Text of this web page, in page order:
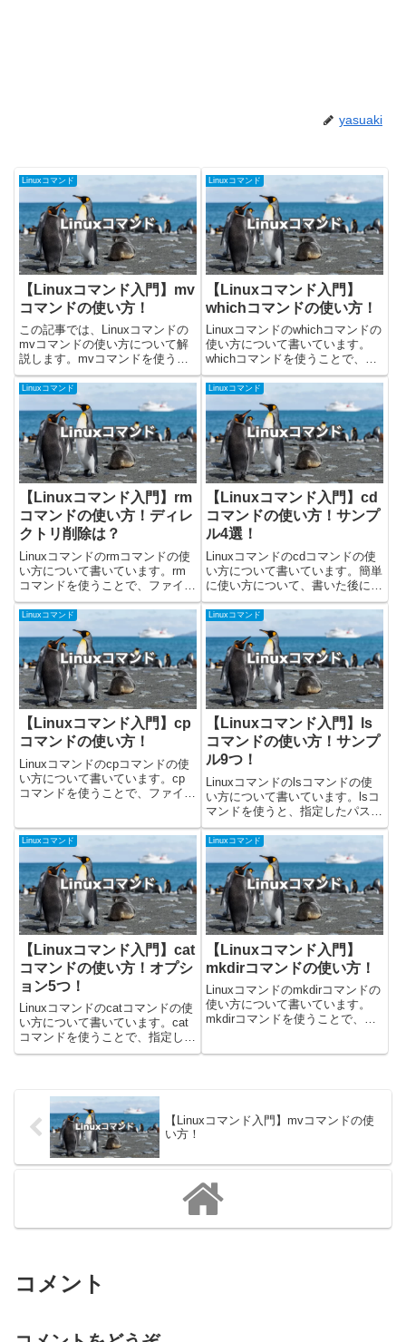
yasuaki
Linuxコマンド
【Linuxコマンド入門】mv
コマンドの使い方！
この記事では、Linuxコマンドの
mvコマンドの使い方について解
説します。mvコマンドを使うこ
とで、ファイルやディレクトリの
移動や名前変更を行うことができ
ます。今回掲載しているコマンド
はUbuntu 24.04.1で確認しまし
た！mvコマン...
Linuxコマンド
【Linuxコマンド入門】
whichコマンドの使い方！
Linuxコマンドのwhichコマンドの
使い方について書いています。
whichコマンドを使うことで、コ
マンドの実行パスを知ることがで
きます。今回載せているコマンド
はUbuntuの22.04.2で確認しまし
た！whichコマンドの使い方whi...
Linuxコマンド
【Linuxコマンド入門】rm
コマンドの使い方！ディレ
クトリ削除は？
Linuxコマンドのrmコマンドの使
い方について書いています。rm
コマンドを使うことで、ファイル
やディレクトリを削除することが
できます。今回載せているコマン
ドはUbuntuの22.04.2で確認しま
した！rmコマンドの使い方rmコ
マンドを使...
Linuxコマンド
【Linuxコマンド入門】cd
コマンドの使い方！サンプ
ル4選！
Linuxコマンドのcdコマンドの使
い方について書いています。簡単
に使い方について、書いた後によ
く使いそうなものなどをサンプル
として4つ書きました。cdコマン
ドはchange directoryの略称で、
現在のディレクトリ(カレントデ
ィレク...
Linuxコマンド
【Linuxコマンド入門】cp
コマンドの使い方！
Linuxコマンドのcpコマンドの使
い方について書いています。cp
コマンドを使うことで、ファイル
ンドはUbuntu 24.04.1で確認しま
した！cpコマンドの使い方cpコ
マンドを...
Linuxコマンド
【Linuxコマンド入門】ls
コマンドの使い方！サンプ
ル9つ！
Linuxコマンドのlsコマンドの使
い方について書いています。lsコ
マンドを使うと、指定したパスや
カレントディレクトリのファイル
やフォルダなどを確認することが
できます。MacやUbuntuなど、
Linux系のOSを使っているとよく
使うコマン...
Linuxコマンド
【Linuxコマンド入門】cat
コマンドの使い方！オプシ
ョン5つ！
Linuxコマンドのcatコマンドの使
い方について書いています。cat
コマンドを使うことで、指定した
パスのファイルの内容を表示する
認しました！catコマンドの使い
方ca...
Linuxコマンド
【Linuxコマンド入門】
mkdirコマンドの使い方！
Linuxコマンドのmkdirコマンドの
使い方について書いています。
mkdirコマンドを使うことで、デ
【Linuxコマンド入門】mvコマンドの使
い方！
コメント